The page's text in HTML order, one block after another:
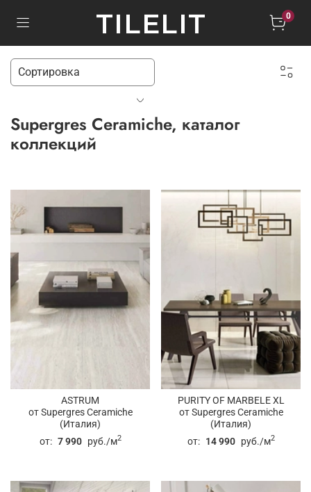
TILELIT 0
Supergres Ceramiche, каталог
коллекций
ASTRUM
от Supergres Ceramiche
(Италия)
от: 7 990 руб./м2
PURITY OF MARBELE XL
от Supergres Ceramiche
(Италия)
от: 14 990 руб./м2